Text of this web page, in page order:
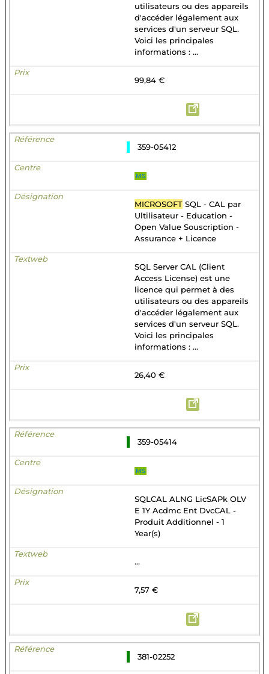
utilisateurs ou des appareils
d'accéder légalement aux
services d'un serveur SQL.
Voici les principales
informations : ...
99,84 €
359-05412
MS
MICROSOFT SQL - CAL par
Ultilisateur - Education -
Open Value Souscription -
Assurance + Licence
SQL Server CAL (Client
Access License) est une
licence qui permet à des
utilisateurs ou des appareils
d'accéder légalement aux
services d'un serveur SQL.
Voici les principales
informations : ...
26,40 €
359-05414
MS
SQLCAL ALNG LicSAPk OLV
E 1Y Acdmc Ent DvcCAL -
Produit Additionnel - 1
Year(s)
...
7,57 €
381-02252